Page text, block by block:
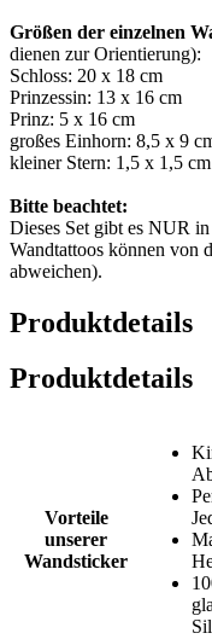
Größen der einzelnen
dienen zur Orientierung):
Schloss: 20 x 18 cm
Prinzessin: 13 x 16 cm
Prinz: 5 x 16 cm
großes Einhorn: 8,5 x 9
kleiner Stern: 1,5 x 1,5 cm
Bitte beachtet:
Dieses Set gibt es NUR
Wandtattoos können von
abweichen).
Produktdetails
Produktdetails
Vorteile
unserer
Wandsticker